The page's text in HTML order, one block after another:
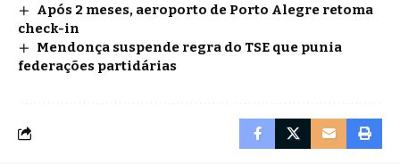
Após 2 meses, aeroporto de Porto Alegre retoma
check-in
Mendonça suspende regra do TSE que punia
federações partidárias